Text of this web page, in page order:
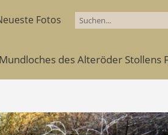
Fotos
des Alteröder Stollens